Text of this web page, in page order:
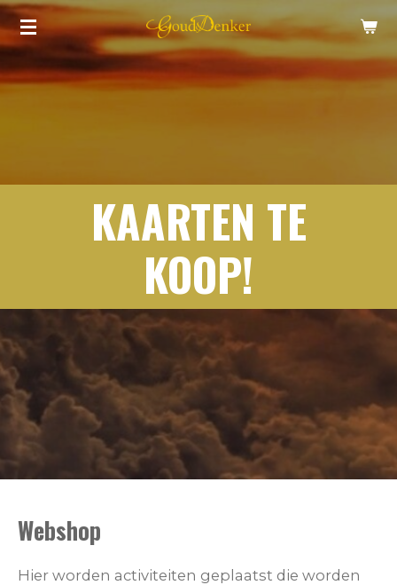
Ga
direct
naar
KAARTEN TE
KOOP!
Webshop
Hier worden activiteiten geplaatst die worden